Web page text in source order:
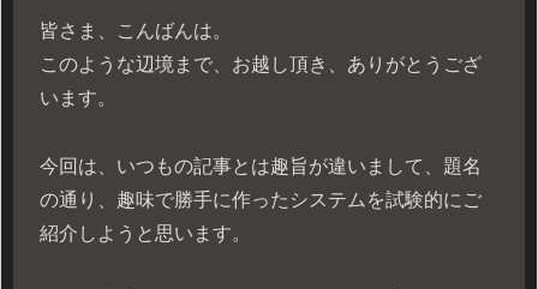
皆さま、こんばんは。
このような辺境まで、お越し頂き、ありがとうござ
います。
今回は、いつもの記事とは趣旨が違いまして、題名
の通り、趣味で勝手に作ったシステムを試験的にご
紹介しようと思います。